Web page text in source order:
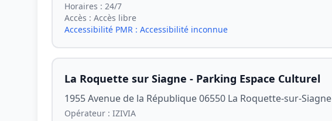
Horaires : 24/7
Accès : Accès libre
Accessibilité PMR : Accessibilité inconnue
La Roquette sur Siagne - Parking Espace Culturel
1955 Avenue de la République 06550 La Roquette-sur-Siagne
Opérateur : IZIVIA